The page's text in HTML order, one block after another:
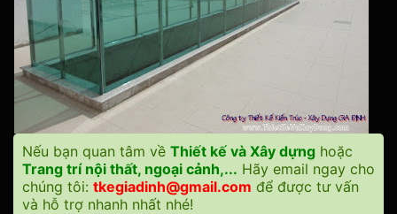
Nếu bạn quan tâm về Thiết kế và Xây dựng hoặc
Trang trí nội thất, ngoại cảnh,... Hãy email ngay cho
chúng tôi: tkegiadinh@gmail.com để được tư vấn
và hỗ trợ nhanh nhất nhé!